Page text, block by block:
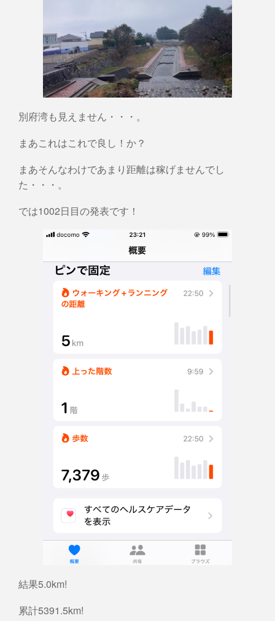
別府湾も見えません・・・。
まあこれはこれで良し！か？
まあそんなわけであまり距離は稼げませんでし
た・・・。
では1002日目の発表です！
結果5.0km!
累計5391.5km!